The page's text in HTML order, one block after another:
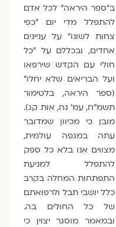
ב"ספר היראה" לכל אדם
להתפלל מדי יום "כפי
צחות לשונו" על עניינים
אחדים, ובכללם על "כל
חולי עם הקדש שירפאו
ועל הבריאים שלא יחלו"
(ספר היראה, בלטימור
תשמ"ח, עמ' נח, אות קג).
מובן כי מכיוון שמדובר
עתה במגפה עולמית,
מצווים אנו בלא כל ספק
להתפלל למניעת
התפתחות המחלה בקרב
כלל יושבי תבל ולרפואתם
של כל החולים בה.
ובמאמר מוסגר יצוין כי